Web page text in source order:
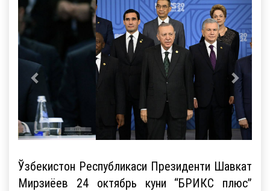
Ўзбекистон Республикаси Президенти Шавкат
Мирзиёев 24 октябрь куни “БРИКС плюс”